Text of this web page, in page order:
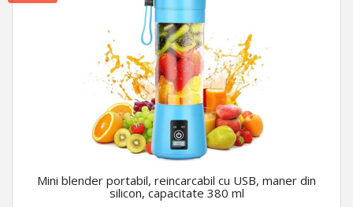
Mini blender portabil, reincarcabil cu USB, maner din
silicon, capacitate 380 ml